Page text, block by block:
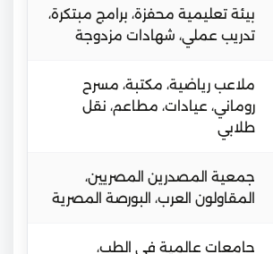
بيئة تعليمية محفزة، برامج مبتكرة،
تدريب عملي، شهادات مزدوجة
ملاعب رياضية، مكتبة، مسرح
روماني، عيادات، مطاعم، نقل
طلابي
جمعية المصدرين المصريين،
المقاولون العرب، البورصة المصرية
جامعات عالمية في الطب،